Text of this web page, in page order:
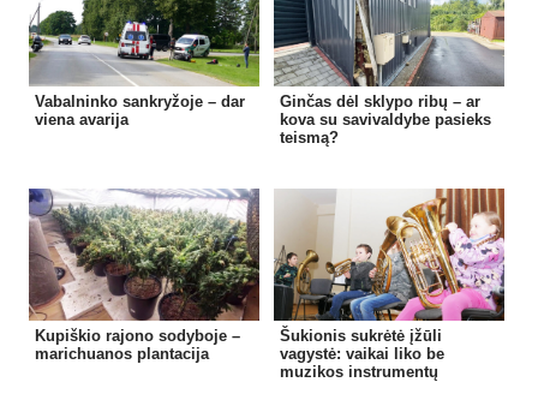
Vabalninko sankryžoje – dar
viena avarija
Ginčas dėl sklypo ribų – ar
kova su savivaldybe pasieks
teismą?
Kupiškio rajono sodyboje –
marichuanos plantacija
Šukionis sukrėtė įžūli
vagystė: vaikai liko be
muzikos instrumentų